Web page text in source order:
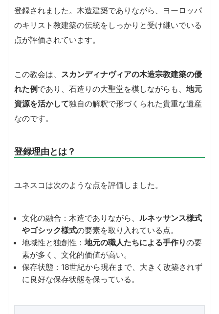
登録されました。木造建築でありながら、ヨーロッパ
のキリスト教建築の伝統をしっかりと受け継いでいる
点が評価されています。
この教会は、 スカンディナヴィアの木造宗教建築の優
れた例であり、石造りの大聖堂を模しながらも、 地元
資源を活かして独自の解釈で形づくられた貴重な遺産
なのです。
登録理由とは？
ユネスコは次のような点を評価しました。
文化の融合：木造でありながら、 ルネッサンス様式
やゴシック様式の要素を取り入れている点。
地域性と独創性： 地元の職人たちによる手作りの要
素が多く、文化的価値が高い。
保存状態：18世紀から現在まで、大きく改築されず
に良好な保存状態を保っている。